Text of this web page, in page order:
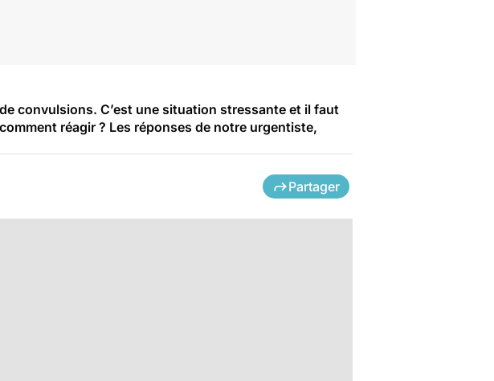
convulsions. C’est une situation stressante et il faut
réagir ? Les réponses de notre urgentiste,
Partager